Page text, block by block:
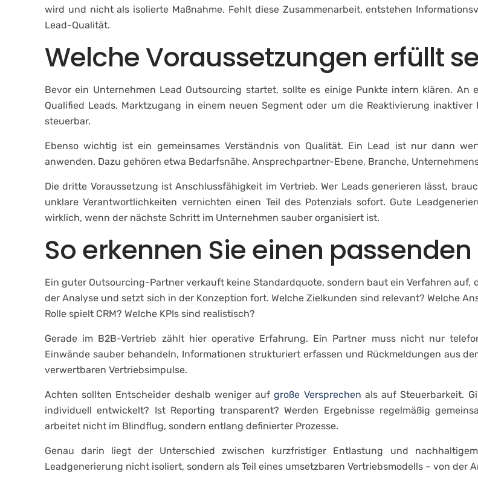
wird und nicht als isolierte Maßnahme. Fehlt diese Zusammenarbeit, entstehen
Lead-Qualität.
Welche Voraussetzungen erfüllt
Bevor ein Unternehmen Lead Outsourcing startet, sollte es einige Punkte intern klären. An
Qualified Leads, Marktzugang in einem neuen Segment oder um die Reaktivierung
steuerbar.
Ebenso wichtig ist ein gemeinsames Verständnis von Qualität. Ein Lead ist nur dann
anwenden. Dazu gehören etwa Bedarfsnähe, Ansprechpartner-Ebene, Branche,
Die dritte Voraussetzung ist Anschlussfähigkeit im Vertrieb. Wer Leads generieren lässt,
unklare Verantwortlichkeiten vernichten einen Teil des Potenzials sofort. Gute
wirklich, wenn der nächste Schritt im Unternehmen sauber organisiert ist.
So erkennen Sie einen
Ein guter Outsourcing-Partner verkauft keine Standardquote, sondern baut ein Verfahren auf,
der Analyse und setzt sich in der Konzeption fort. Welche Zielkunden sind relevant? Welche
Rolle spielt CRM? Welche KPIs sind realistisch?
Gerade im B2B-Vertrieb zählt hier operative Erfahrung. Ein Partner muss nicht nur
Einwände sauber behandeln, Informationen strukturiert erfassen und Rückmeldungen aus
verwertbaren Vertriebsimpulse.
Achten sollten Entscheider deshalb weniger aufgroße Versprechen als auf Steuerbarkeit.
individuell entwickelt? Ist Reporting transparent? Werden Ergebnisse regelmäßig
arbeitet nicht im Blindflug, sondern entlang definierter Prozesse.
Genau darin liegt der Unterschied zwischen kurzfristiger Entlastung und
Leadgenerierung nicht isoliert, sondern als Teil eines umsetzbaren Vertriebsmodells – von der